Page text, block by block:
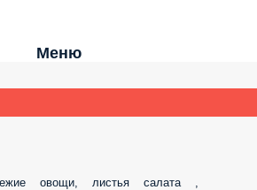
Меню
овощи, листья салата ,